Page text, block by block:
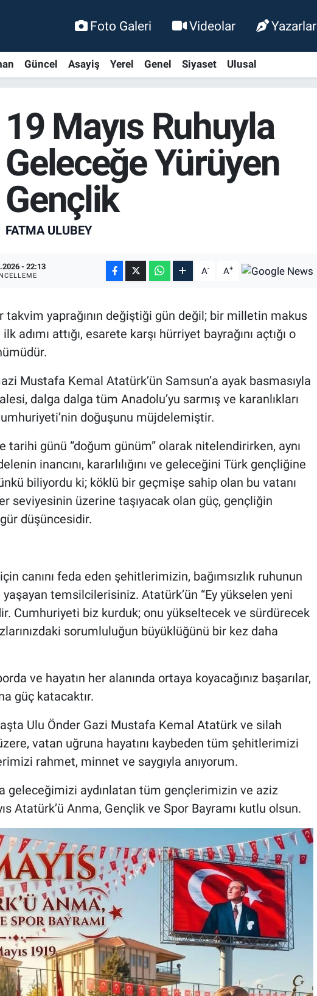
Foto Galeri Videolar Yazarlar
Güncel Asayiş Yerel Genel Siyaset Ulusal
19 Mayıs Ruhuyla
Geleceğe Yürüyen
Gençlik
FATMA ULUBEY
- 22:13 A- A+
takvim yaprağının değiştiği gün değil; bir milletin makus
adımı attığı, esarete karşı hürriyet bayrağını açtığı o
Mustafa Kemal Atatürk’ün Samsun’a ayak basmasıyla
dalga dalga tüm Anadolu’yu sarmış ve karanlıkları
doğuşunu müjdelemiştir.
tarihi günü “doğum günüm” olarak nitelendirirken, aynı
inancını, kararlılığını ve geleceğini Türk gençliğine
biliyordu ki; köklü bir geçmişe sahip olan bu vatanı
seviyesinin üzerine taşıyacak olan güç, gençliğin
düşüncesidir.
canını feda eden şehitlerimizin, bağımsızlık ruhunun
yaşayan temsilcilerisiniz. Atatürk’ün “Ey yükselen yeni
Cumhuriyeti biz kurduk; onu yükseltecek ve sürdürecek
sorumluluğun büyüklüğünü bir kez daha
ve hayatın her alanında ortaya koyacağınız başarılar,
güç katacaktır.
Ulu Önder Gazi Mustafa Kemal Atatürk ve silah
vatan uğruna hayatını kaybeden tüm şehitlerimizi
rahmet, minnet ve saygıyla anıyorum.
geleceğimizi aydınlatan tüm gençlerimizin ve aziz
Atatürk’ü Anma, Gençlik ve Spor Bayramı kutlu olsun.